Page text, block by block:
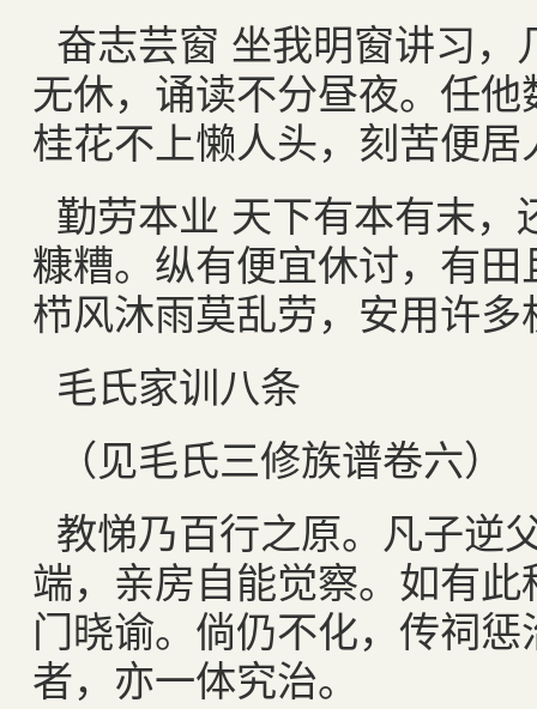
奋志芸窗 坐我明窗讲习
无休，诵读不分昼夜。任
桂花不上懒人头，刻苦便居
勤劳本业 天下有本有末
糠糟。纵有便宜休讨，有
栉风沐雨莫乱劳，安用许多
毛氏家训八条
（见毛氏三修族谱卷六）
教悌乃百行之原。凡子逆
端，亲房自能觉察。如有
门晓谕。倘仍不化，传祠
者，亦一体究治。